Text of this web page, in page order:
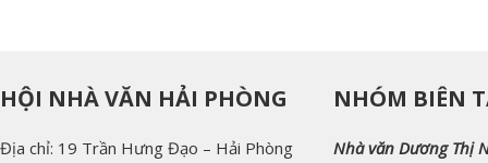
HỘI NHÀ VĂN HẢI PHÒNG
Địa chỉ: 19 Trần Hưng Đạo – Hải Phòng
NHÓM BIÊN
Nhà văn Dương Thị